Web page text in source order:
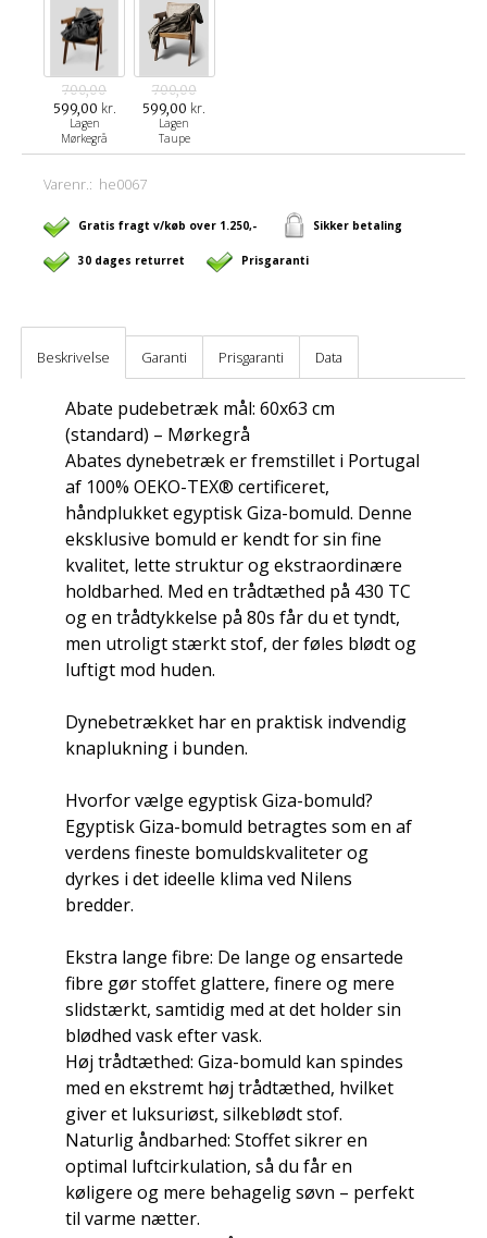
700,00
599,00 kr.
Lagen
Mørkegrå
700,00
599,00 kr.
Lagen
Taupe
Varenr.: he0067
Gratis fragt v/køb over 1.250,- Sikker betaling
30 dages returret Prisgaranti
Beskrivelse Garanti Prisgaranti Data
Abate pudebetræk mål: 60x63 cm
(standard) – Mørkegrå
Abates dynebetræk er fremstillet i Portugal
af 100% OEKO-TEX® certificeret,
håndplukket egyptisk Giza-bomuld. Denne
eksklusive bomuld er kendt for sin fine
kvalitet, lette struktur og ekstraordinære
holdbarhed. Med en trådtæthed på 430 TC
og en trådtykkelse på 80s får du et tyndt,
men utroligt stærkt stof, der føles blødt og
luftigt mod huden.
Dynebetrækket har en praktisk indvendig
knaplukning i bunden.
Hvorfor vælge egyptisk Giza-bomuld?
Egyptisk Giza-bomuld betragtes som en af
verdens fineste bomuldskvaliteter og
dyrkes i det ideelle klima ved Nilens
bredder.
Ekstra lange fibre: De lange og ensartede
fibre gør stoffet glattere, finere og mere
slidstærkt, samtidig med at det holder sin
blødhed vask efter vask.
Høj trådtæthed: Giza-bomuld kan spindes
med en ekstremt høj trådtæthed, hvilket
giver et luksuriøst, silkeblødt stof.
Naturlig åndbarhed: Stoffet sikrer en
optimal luftcirkulation, så du får en
køligere og mere behagelig søvn – perfekt
til varme nætter.